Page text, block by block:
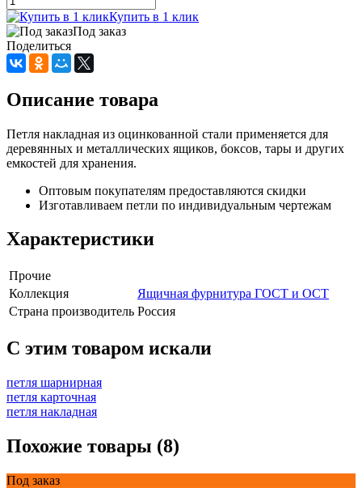
Купить в 1 клик
Под заказ
Поделиться
Описание товара
Петля накладная из оцинкованной стали применяется для
деревянных и металлических ящиков, боксов, тары и других
емкостей для хранения.
Оптовым покупателям предоставляются скидки
Изготавливаем петли по индивидуальным чертежам
Характеристики
Прочие
Коллекция
Ящичная фурнитура ГОСТ и ОСТ
Страна производитель Россия
C этим товаром искали
петля шарнирная
петля карточная
петля накладная
Похожие товары (8)
Под заказ